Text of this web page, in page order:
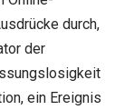
durch,
der
ein Ereignis